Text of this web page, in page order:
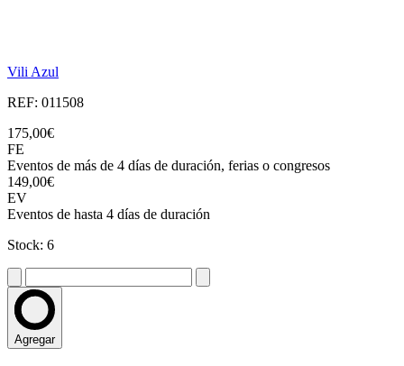
Vili Azul
REF: 011508
175,00€
FE
Eventos de más de 4 días de duración, ferias o congresos
149,00€
EV
Eventos de hasta 4 días de duración
Stock: 6
Agregar